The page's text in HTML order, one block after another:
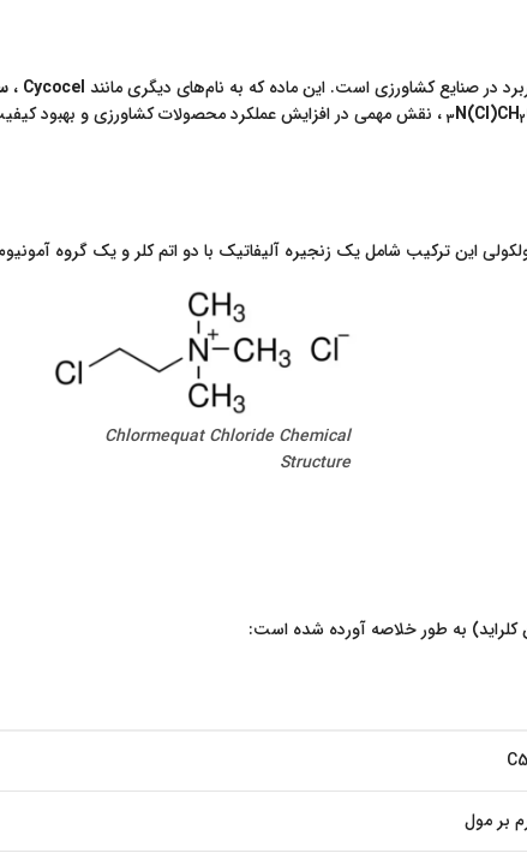
در صنایع کشاورزی است. این ماده که به نام‌های دیگری مانند Cycocel ،
3N(Cl)CH2
، نقش مهمی در افزایش عملکرد محصولات کشاورزی و بهبود
این ترکیب شامل یک زنجیره آلیفاتیک با دو اتم کلر و یک گروه
Chlormequat Chloride Chemical
Structure
کلراید) به طور خلاصه آورده شده است: